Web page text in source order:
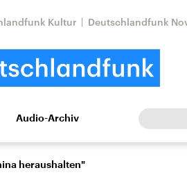
Kultur Deutschlandfunk
Kultur Europa
Audio-Archiv
heraushalten"